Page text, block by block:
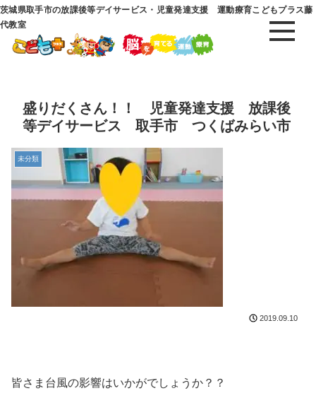
茨城県取手市の放課後等デイサービス・児童発達支援 運動療育こどもプラス藤
代教室
盛りだくさん！！ 児童発達支援 放課後
等デイサービス 取手市 つくばみらい市
未分類
2019.09.10
皆さま台風の影響はいかがでしょうか？？